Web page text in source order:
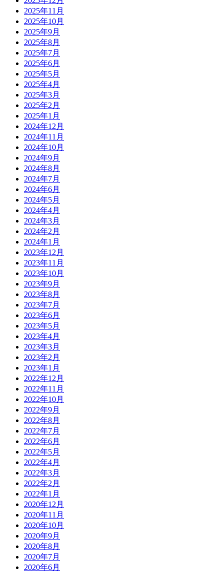
2025年11月
2025年10月
2025年9月
2025年8月
2025年7月
2025年6月
2025年5月
2025年4月
2025年3月
2025年2月
2025年1月
2024年12月
2024年11月
2024年10月
2024年9月
2024年8月
2024年7月
2024年6月
2024年5月
2024年4月
2024年3月
2024年2月
2024年1月
2023年12月
2023年11月
2023年10月
2023年9月
2023年8月
2023年7月
2023年6月
2023年5月
2023年4月
2023年3月
2023年2月
2023年1月
2022年12月
2022年11月
2022年10月
2022年9月
2022年8月
2022年7月
2022年6月
2022年5月
2022年4月
2022年3月
2022年2月
2022年1月
2020年12月
2020年11月
2020年10月
2020年9月
2020年8月
2020年7月
2020年6月